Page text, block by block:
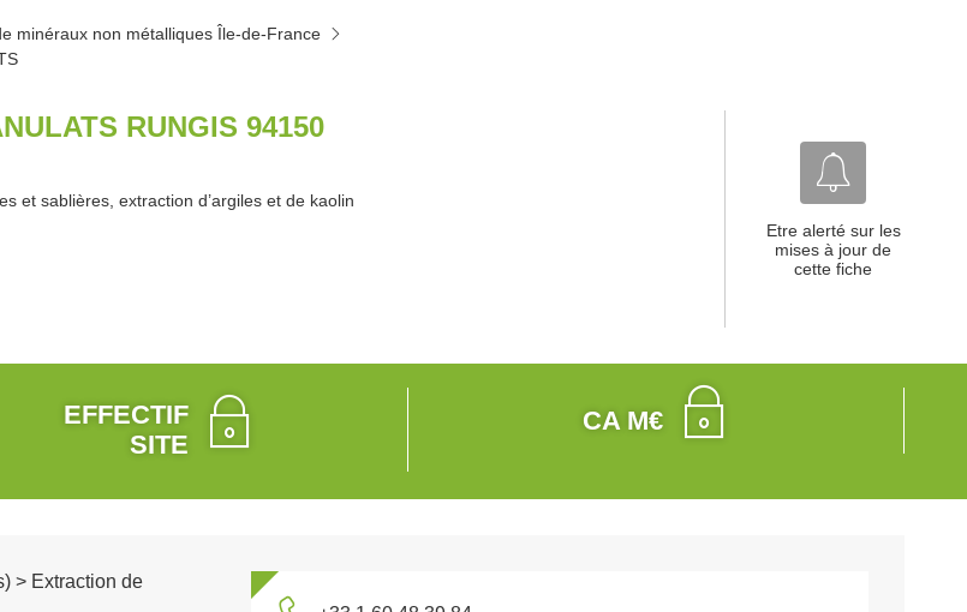
minéraux non métalliques Île-de-France
RUNGIS 94150
et sablières, extraction d’argiles et de kaolin
Etre alerté sur les
mises à jour de
cette fiche
EFFECTIF
SITE
CA M€
> Extraction de